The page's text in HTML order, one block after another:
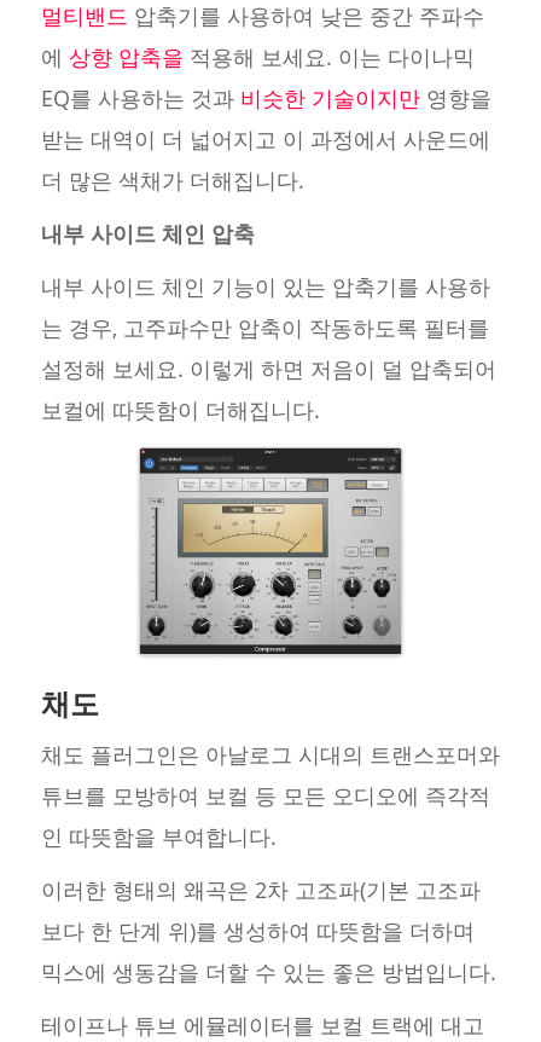
멀티밴드 압축기를 사용하여 낮은 중간 주파수
에 상향 압축을 적용해 보세요. 이는 다이나믹
EQ를 사용하는 것과 비슷한 기술이지만영향을
받는 대역이 더 넓어지고 이 과정에서 사운드에
더 많은 색채가 더해집니다.
내부 사이드 체인 압축
내부 사이드 체인 기능이 있는 압축기를 사용하
는 경우, 고주파수만 압축이 작동하도록 필터를
설정해 보세요. 이렇게 하면 저음이 덜 압축되어
보컬에 따뜻함이 더해집니다.
채도
채도 플러그인은 아날로그 시대의 트랜스포머와
튜브를 모방하여 보컬 등 모든 오디오에 즉각적
인 따뜻함을 부여합니다.
이러한 형태의 왜곡은 2차 고조파(기본 고조파
보다 한 단계 위)를 생성하여 따뜻함을 더하며
믹스에 생동감을 더할 수 있는 좋은 방법입니다.
테이프나 튜브 에뮬레이터를 보컬 트랙에 대고